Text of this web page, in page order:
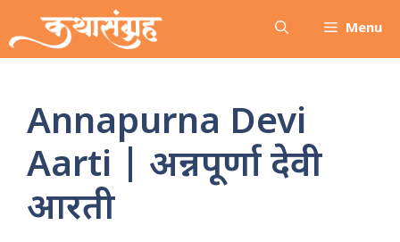
to
content
Menu
Annapurna Devi
Aarti | अन्नपूर्णा देवी
आरती